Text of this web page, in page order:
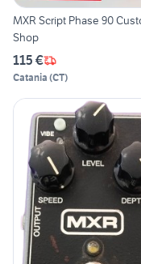
MXR Script Phase 90
Shop
115 €
Catania (CT)